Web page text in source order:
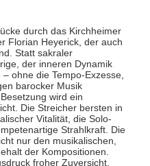
durch das Kirchheimer
Florian Heyerick, der auch
Statt sakraler
der inneren Dynamik
ohne die Tempo-Exzesse,
barocker Musik
wird ein
Die Streicher bersten in
Vitalität, die Solo-
Strahlkraft. Die
nur den musikalischen,
der Kompositionen.
froher Zuversicht,